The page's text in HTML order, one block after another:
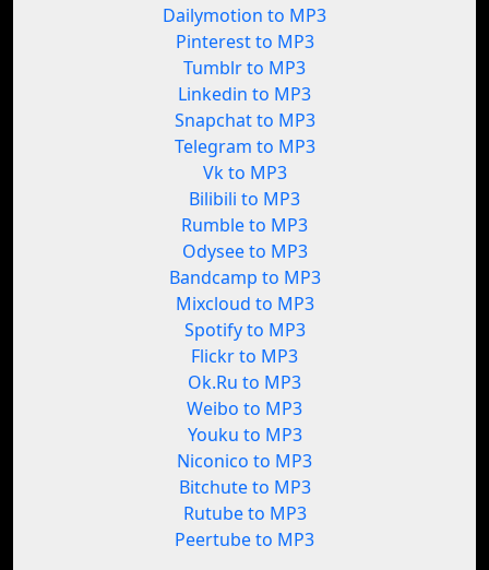
Dailymotion to MP3
Pinterest to MP3
Tumblr to MP3
Linkedin to MP3
Snapchat to MP3
Telegram to MP3
Vk to MP3
Bilibili to MP3
Rumble to MP3
Odysee to MP3
Bandcamp to MP3
Mixcloud to MP3
Spotify to MP3
Flickr to MP3
Ok.Ru to MP3
Weibo to MP3
Youku to MP3
Niconico to MP3
Bitchute to MP3
Rutube to MP3
Peertube to MP3